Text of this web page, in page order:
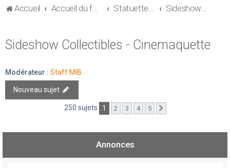
Accueil Accueil du forum Statuettes et résines Sideshow Collectibles - Cinemaquette
Sideshow Collectibles - Cinemaquette
Modérateur : Staff MIB
Nouveau sujet
250 sujets 1 2 3 4 5
Annonces